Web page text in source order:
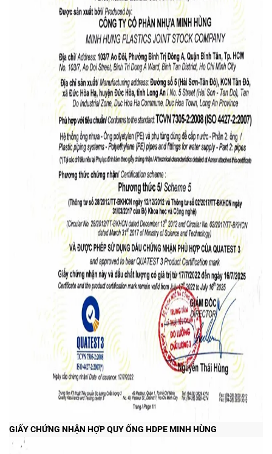
GIẤY CHỨNG NHẬN HỢP QUY ỐNG HDPE MINH HÙNG